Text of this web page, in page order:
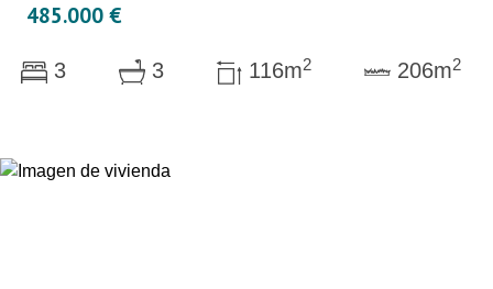
485.000 €
3 3 116m2 206m2